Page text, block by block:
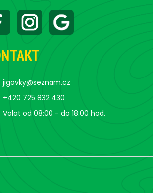
jigovky@seznam.cz
+420 725 832 430
Volat od 08:00 - do 18:00 hod.